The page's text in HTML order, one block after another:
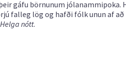
gáfu börnunum jólanammipoka.
falleg lög og hafði fólk unun af að
Helga nótt.